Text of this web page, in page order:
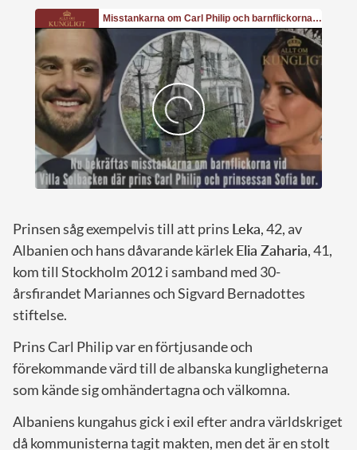
Prinsen såg exempelvis till att prins Leka, 42, av
Albanien och hans dåvarande kärlekElia Zaharia, 41,
kom till Stockholm 2012 i samband med 30-
årsfirandet Mariannes och Sigvard Bernadottes
stiftelse.
Prins Carl Philip var en förtjusande och
förekommande värd till de albanska kungligheterna
som kände sig omhändertagna och välkomna.
Albaniens kungahus gick i exil efter andra världskriget
då kommunisterna tagit makten, men det är en stolt